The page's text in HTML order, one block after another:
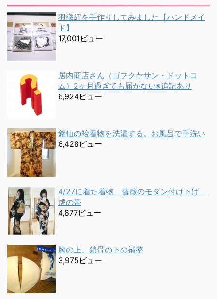
羽織紐を手作りしてみました【ハンドメイ
ド】
17,001ビュー
居内商店さん（ゴフクヤサン・ドットコ
ム）2ヶ月過ぎても届かない※追記あり
6,924ビュー
銘仙の袷着物を洗濯する。お風呂で手洗い
6,428ビュー
4/27に着た着物 薔薇のモダン付け下げ
虎の帯
4,877ビュー
胸の上、鎖骨の下の補整
3,975ビュー